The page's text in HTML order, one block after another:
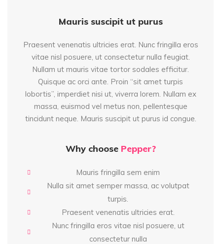
Mauris suscipit ut purus
Praesent venenatis ultricies erat. Nunc fringilla eros
vitae nisl posuere, ut consectetur nulla feugiat.
Nullam ut mauris vitae tortor sodales efficitur.
Quisque ac orci ante. Proin “sit amet turpis
lobortis”, imperdiet nisi ut, viverra lorem. Nullam ex
massa, euismod vel metus non, pellentesque
tincidunt neque. Mauris suscipit ut purus id congue.
Why choose Pepper?
Mauris fringilla sem enim
Nulla sit amet semper massa, ac volutpat
turpis.
Praesent venenatis ultricies erat.
Nunc fringilla eros vitae nisl posuere, ut
consectetur nulla